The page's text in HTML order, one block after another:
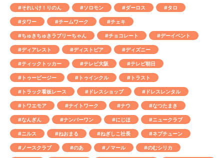
#それいけ！りのん #ソロモン #ダーロス #タロ
#タワー #チームワーク #チェキ
#ちゅきちゅきラブリーちゃん #チョコレート #デーイベント
#ディアレスト #ディストピア #ディズニー
#ティックトッカー #テレビ大阪 #テレビ朝日
#トゥービージー #トゥインクル #トラスト
#トラック看板レース #ドレスショップ #ドレスレンタル
#トワエモア #ナイトワーク #ナウ #なつたまき
#なんぎん #ナンバーワン #にじほ #ニュークラブ
#ニルス #ねおまる #ねぎしこ社長 #ネプチューン
#ノースクラブ #のあ #ノマール #のむシリカ